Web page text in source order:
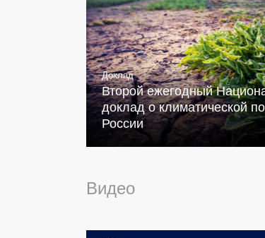
Доклад
Второй ежегодный
доклад о климатической
России
Видео